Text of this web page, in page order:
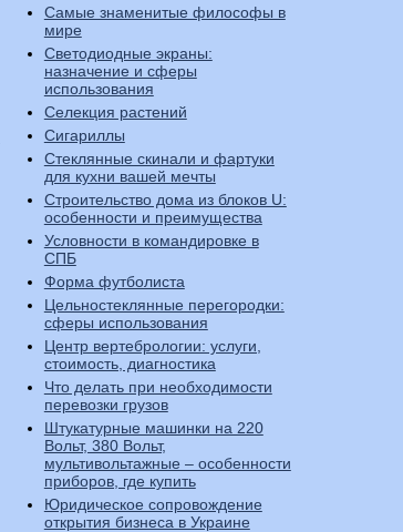
Самые знаменитые философы в
мире
Светодиодные экраны:
назначение и сферы
использования
Селекция растений
Сигариллы
Стеклянные скинали и фартуки
для кухни вашей мечты
Строительство дома из блоков U:
особенности и преимущества
Условности в командировке в
СПБ
Форма футболиста
Цельностеклянные перегородки:
сферы использования
Центр вертебрологии: услуги,
стоимость, диагностика
Что делать при необходимости
перевозки грузов
Штукатурные машинки на 220
Вольт, 380 Вольт,
мультивольтажные – особенности
приборов, где купить
Юридическое сопровождение
открытия бизнеса в Украине